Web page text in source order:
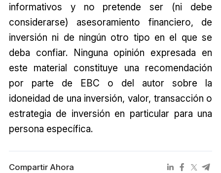
informativos y no pretende ser (ni debe
considerarse) asesoramiento financiero, de
inversión ni de ningún otro tipo en el que se
deba confiar. Ninguna opinión expresada en
este material constituye una recomendación
por parte de EBC o del autor sobre la
idoneidad de una inversión, valor, transacción o
estrategia de inversión en particular para una
persona específica.
Compartir Ahora